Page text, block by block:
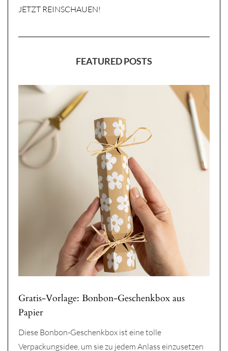
JETZT REINSCHAUEN!
FEATURED POSTS
Gratis-Vorlage: Bonbon-Geschenkbox aus
Papier
Diese Bonbon-Geschenkbox ist eine tolle
Verpackungsidee, um sie zu jedem Anlass einzusetzen